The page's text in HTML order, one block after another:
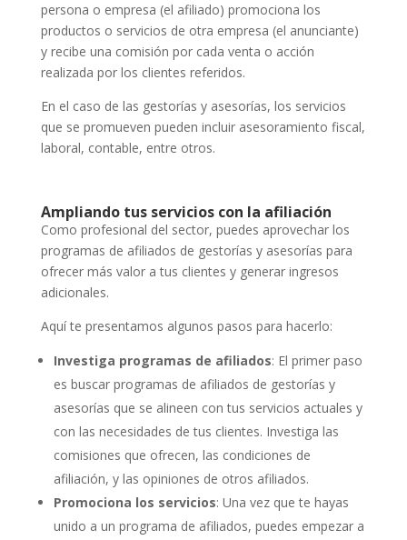
persona o empresa (el afiliado) promociona los
productos o servicios de otra empresa (el anunciante)
y recibe una comisión por cada venta o acción
realizada por los clientes referidos.
En el caso de las gestorías y asesorías, los servicios
que se promueven pueden incluir asesoramiento fiscal,
laboral, contable, entre otros.
Ampliando tus servicios con la afiliación
Como profesional del sector, puedes aprovechar los
programas de afiliados de gestorías y asesorías para
ofrecer más valor a tus clientes y generar ingresos
adicionales.
Aquí te presentamos algunos pasos para hacerlo:
Investiga programas de afiliados: El primer paso
es buscar programas de afiliados de gestorías y
asesorías que se alineen con tus servicios actuales y
con las necesidades de tus clientes. Investiga las
comisiones que ofrecen, las condiciones de
afiliación, y las opiniones de otros afiliados.
Promociona los servicios: Una vez que te hayas
unido a un programa de afiliados, puedes empezar a